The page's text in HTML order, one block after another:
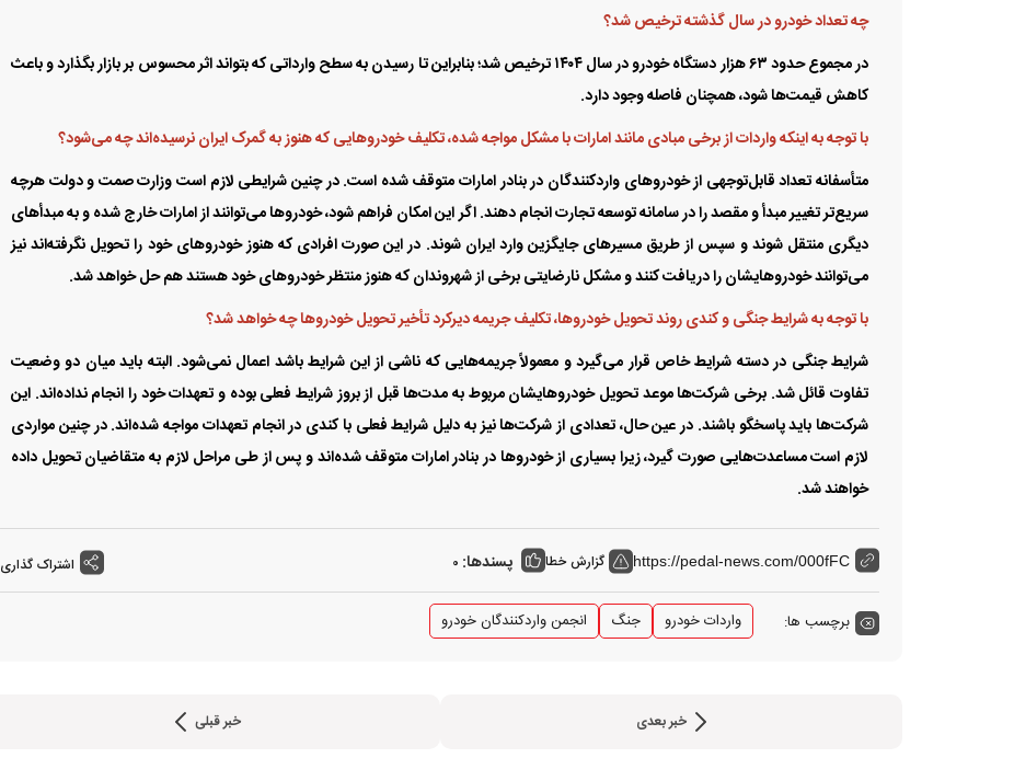
چه تعداد خودرو در سال گذشته ترخیص شد؟
در مجموع حدود ۶۳ هزار دستگاه خودرو در سال ۱۴۰۴ ترخیص شد؛ بنابراین تا رسیدن به سطح وارداتی که بتواند اثر محسوس بر بازار بگذارد و باعث
کاهش قیمت‌ها شود، همچنان فاصله وجود دارد.
با توجه به اینکه واردات از برخی مبادی مانند امارات با مشکل مواجه شده، تکلیف خودرو‌هایی که هنوز به گمرک ایران نرسیده‌اند چه می‌شود؟
متأسفانه تعداد قابل‌توجهی از خودرو‌های واردکنندگان در بنادر امارات متوقف شده است. در چنین شرایطی لازم است وزارت صمت و دولت هرچه
سریع‌تر تغییر مبدأ و مقصد را در سامانه توسعه تجارت انجام دهند. اگر این امکان فراهم شود، خودرو‌ها می‌توانند از امارات خارج شده و به مبدأ‌های
دیگری منتقل شوند و سپس از طریق مسیر‌های جایگزین وارد ایران شوند. در این صورت افرادی که هنوز خودرو‌های خود را تحویل نگرفته‌اند نیز
می‌توانند خودروهایشان را دریافت کنند و مشکل نارضایتی برخی از شهروندان که هنوز منتظر خودرو‌های خود هستند هم حل خواهد شد.
با توجه به شرایط جنگی و کندی روند تحویل خودروها، تکلیف جریمه دیرکرد تأخیر تحویل خودرو‌ها چه خواهد شد؟
شرایط جنگی در دسته شرایط خاص قرار می‌گیرد و معمولاً جریمه‌هایی که ناشی از این شرایط باشد اعمال نمی‌شود. البته باید میان دو وضعیت
تفاوت قائل شد. برخی شرکت‌ها موعد تحویل خودروهایشان مربوط به مدت‌ها قبل از بروز شرایط فعلی بوده و تعهدات خود را انجام نداده‌اند. این
شرکت‌ها باید پاسخگو باشند. در عین حال، تعدادی از شرکت‌ها نیز به دلیل شرایط فعلی با کندی در انجام تعهدات مواجه شده‌اند. در چنین مواردی
لازم است مساعدت‌هایی صورت گیرد، زیرا بسیاری از خودرو‌ها در بنادر امارات متوقف شده‌اند و پس از طی مراحل لازم به متقاضیان تحویل داده
خواهند شد.
https://pedal-news.com/000fFC گزارش خطا پسندها: 0 اشتراک گذاری
برچسب ها: واردات خودرو جنگ انجمن واردکنندگان خودرو
خبر بعدی خبر قبلی